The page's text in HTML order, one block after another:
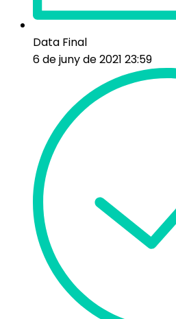
Data Final
6 de juny de 2021 23:59